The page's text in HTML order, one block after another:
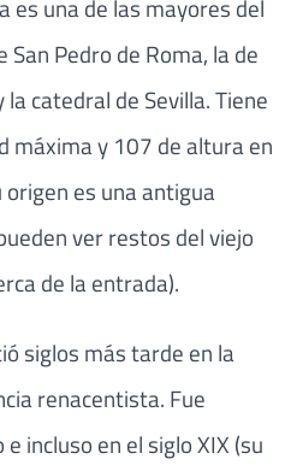
es una de las mayores del
Pedro de Roma, la de
catedral de Sevilla. Tiene
máxima y 107 de altura en
origen es una antigua
ver restos del viejo
de la entrada).
siglos más tarde en la
renacentista. Fue
incluso en el siglo XIX (su